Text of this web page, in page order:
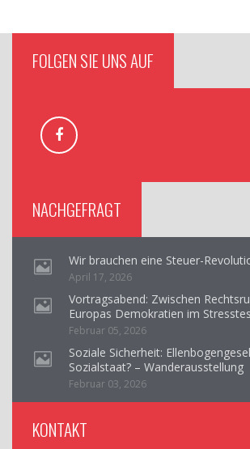
FOLGEN SIE UNS AUF
NACHGEFRAGT
Wir brauchen eine Steuer-
April 17, 2026
Vortragsabend: Zwischen
Europas Demokratien im
Februar 05, 2026
Soziale Sicherheit:
Sozialstaat? – Wanderausstellung
Februar 03, 2026
KONTAKT